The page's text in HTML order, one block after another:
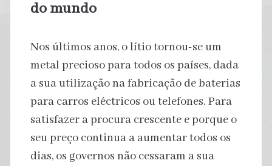
do mundo
Nos últimos anos, o lítio tornou-se um
metal precioso para todos os países, dada
a sua utilização na fabricação de baterias
para carros eléctricos ou telefones. Para
satisfazer a procura crescente e porque o
seu preço continua a aumentar todos os
dias, os governos não cessaram a sua